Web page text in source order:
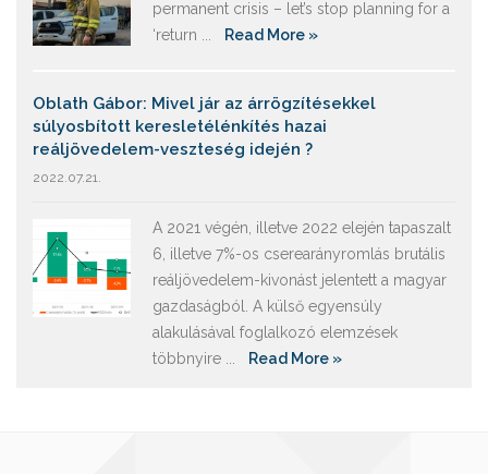
permanent crisis – let’s stop planning for a
‘return ...
Read More »
Oblath Gábor: Mivel jár az árrögzítésekkel
súlyosbított keresletélénkítés hazai
reáljövedelem-veszteség idején ?
2022.07.21.
A 2021 végén, illetve 2022 elején tapaszalt
6, illetve 7%-os cserearányromlás brutális
reáljövedelem-kivonást jelentett a magyar
gazdaságból. A külső egyensúly
alakulásával foglalkozó elemzések
többnyire ...
Read More »